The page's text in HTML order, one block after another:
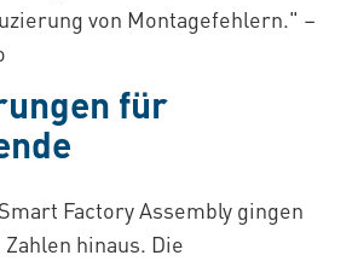
von Montagefehlern." –
für
Factory Assembly gingen
hinaus. Die